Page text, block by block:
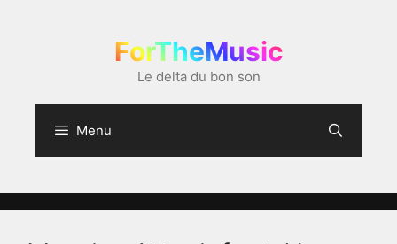
ForTheMusic
Le delta du bon son
Menu